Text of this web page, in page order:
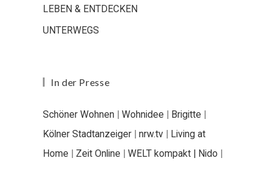
LEBEN & ENTDECKEN
UNTERWEGS
In der Presse
Schöner Wohnen | Wohnidee | Brigitte |
Kölner Stadtanzeiger | nrw.tv | Living at
Home | Zeit Online | WELT kompakt | Nido |